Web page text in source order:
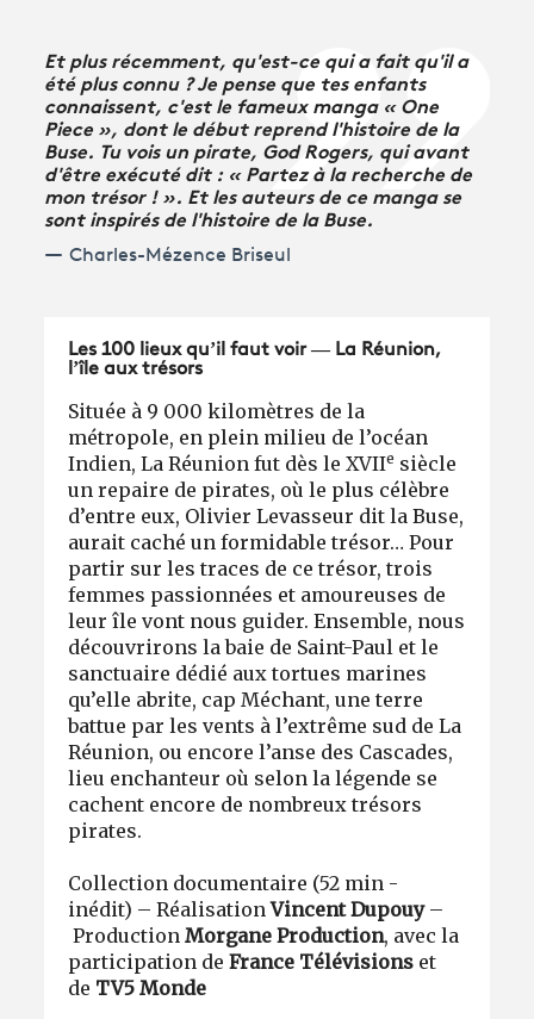
Et plus récemment, qu'est-ce qui a fait qu'il a
été plus connu ? Je pense que tes enfants
connaissent, c'est le fameux manga « One
Piece », dont le début reprend l'histoire de la
Buse. Tu vois un pirate, God Rogers, qui avant
d'être exécuté dit : « Partez à la recherche de
mon trésor ! ». Et les auteurs de ce manga se
sont inspirés de l'histoire de la Buse.
Charles-Mézence Briseul
Les 100 lieux qu’il faut voir — La Réunion,
l’île aux trésors
Située à 9 000 kilomètres de la
métropole, en plein milieu de l’océan
Indien, La Réunion fut dès le XVIIe siècle
un repaire de pirates, où le plus célèbre
d’entre eux, Olivier Levasseur dit la Buse,
aurait caché un formidable trésor… Pour
partir sur les traces de ce trésor, trois
femmes passionnées et amoureuses de
leur île vont nous guider. Ensemble, nous
découvrirons la baie de Saint-Paul et le
sanctuaire dédié aux tortues marines
qu’elle abrite, cap Méchant, une terre
battue par les vents à l’extrême sud de La
Réunion, ou encore l’anse des Cascades,
lieu enchanteur où selon la légende se
cachent encore de nombreux trésors
pirates.
Collection documentaire (52 min -
inédit) – RéalisationVincent Dupouy –
ProductionMorgane Production, avec la
participation deFrance Télévisions et
de TV5 Monde